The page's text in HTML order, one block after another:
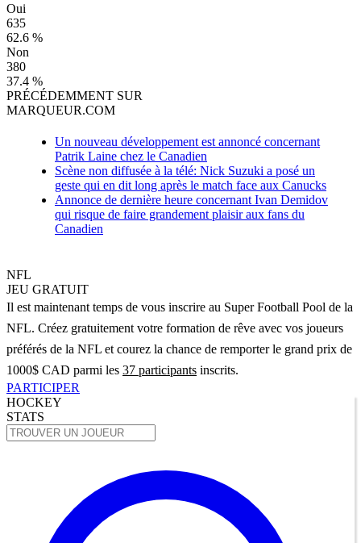
Oui
635
62.6 %
Non
380
37.4 %
PRÉCÉDEMMENT SUR
MARQUEUR.COM
Un nouveau développement est annoncé concernant
Patrik Laine chez le Canadien
Scène non diffusée à la télé: Nick Suzuki a posé un
geste qui en dit long après le match face aux Canucks
Annonce de dernière heure concernant Ivan Demidov
qui risque de faire grandement plaisir aux fans du
Canadien
NFL
JEU GRATUIT
Il est maintenant temps de vous inscrire au Super Football Pool de la
NFL. Créez gratuitement votre formation de rêve avec vos joueurs
préférés de la NFL et courez la chance de remporter le grand prix de
1000$ CAD parmi les 37 participants inscrits.
PARTICIPER
HOCKEY
STATS